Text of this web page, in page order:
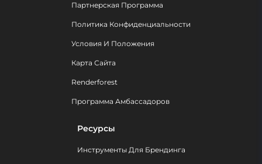
Партнерская Программа
Политика Конфиденциальности
Условия И Положения
Карта Сайта
Renderforest
Программа Амбассадоров
Ресурсы
Инструменты Для Брендинга